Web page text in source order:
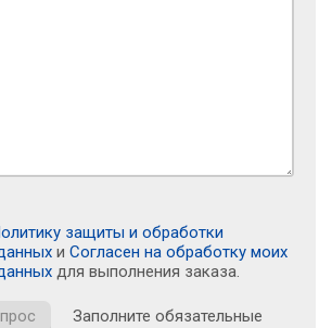
защиты и обработки
и Согласен на обработку моих
для выполнения заказа.
Заполните обязательные